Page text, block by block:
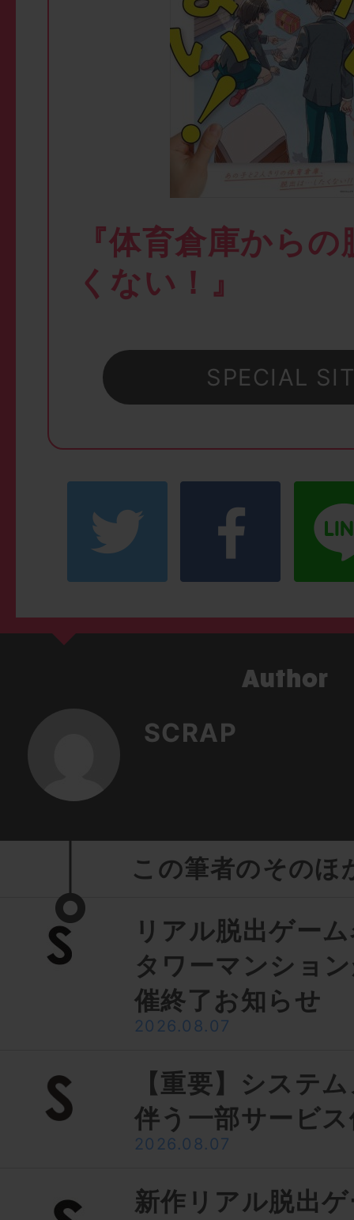
『体育倉庫から
くない！』
SPECIAL
SCRAP
この筆者のそのほ
リアル脱出ゲー
タワーマンショ
催終了お知らせ
2026.08.07
【重要】システ
伴う一部サービ
2026.08.07
新作リアル脱出